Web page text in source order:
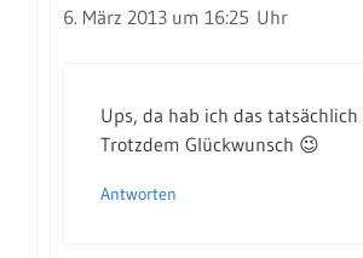
6. März 2013 um 16:25 Uhr
Ups, da hab ich das tatsächlich
Trotzdem Glückwunsch 😉
Antworten